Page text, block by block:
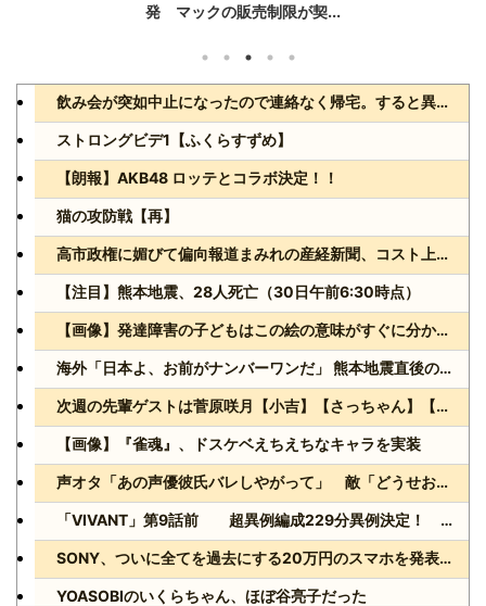
発 マックの販売制限が契...
飲み会が突如中止になったので連絡なく帰宅。すると異常に慌てる嫁。なので無理やりリビング突入した結果→
ストロングビデ1【ふくらすずめ】
【朗報】AKB48 ロッテとコラボ決定！！
猫の攻防戦【再】
高市政権に媚びて偏向報道まみれの産経新聞、コスト上昇に耐えられず東北6県撤退を発表
【注目】熊本地震、28人死亡（30日午前6:30時点）
【画像】発達障害の子どもはこの絵の意味がすぐに分からないらしい
海外「日本よ、お前がナンバーワンだ」 熊本地震直後の日本の対応のスピードに世界が衝撃
次週の先輩ゲストは菅原咲月【小吉】【さっちゃん】【乃木坂スター誕生！SIX】【乃木坂46】
【画像】『雀魂』、ドスケベえちえちなキャラを実装
声オタ「あの声優彼氏バレしやがって」 敵「どうせお前とは付き合えないのにｗ」←これ
「VIVANT」第9話前 超異例編成229分異例決定！ 気になる「裏の裏」黒須（松坂桃李）飛び交う考察
SONY、ついに全てを過去にする20万円のスマホを発表wwww
YOASOBIのいくらちゃん、ほぼ谷亮子だった